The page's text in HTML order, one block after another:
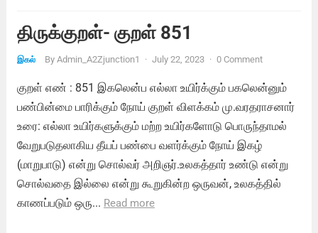
திருக்குறள்- குறள் 851
இகல் By Admin_A2Zjunction1 · July 22, 2023 · 0 Comment
குறள் எண் : 851 இகலென்ப எல்லா உயிர்க்கும் பகலென்னும்
பண்பின்மை பாரிக்கும் நோய் குறள் விளக்கம் மு.வரதராசனார்
உரை: எல்லா உயிர்களுக்கும் மற்ற உயிர்களோடு பொருந்தாமல்
வேறுபடுதலாகிய தீயப் பண்பை வளர்க்கும் நோய் இகழ்
(மாறுபாடு) என்று சொல்வர் அறிஞர்.உலகத்தார் உண்டு என்று
சொல்வதை இல்லை என்று கூறுகின்ற ஒருவன், உலகத்தில்
காணப்படும் ஒரு... Read more